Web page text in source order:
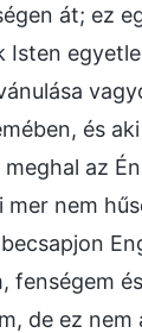
át; ez
Isten
és
az
nem
fenségem
de ez nem